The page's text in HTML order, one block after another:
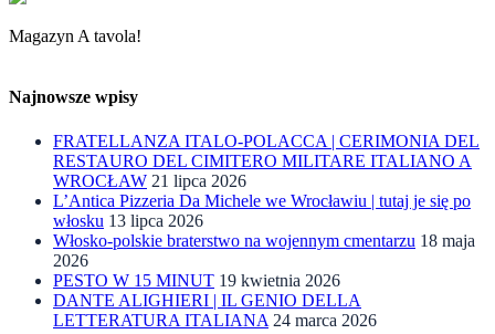
Magazyn A tavola!
Najnowsze wpisy
FRATELLANZA ITALO-POLACCA | CERIMONIA DEL
RESTAURO DEL CIMITERO MILITARE ITALIANO A
WROCŁAW 21 lipca 2026
L’Antica Pizzeria Da Michele we Wrocławiu | tutaj je się po
włosku 13 lipca 2026
Włosko-polskie braterstwo na wojennym cmentarzu 18 maja
2026
PESTO W 15 MINUT 19 kwietnia 2026
DANTE ALIGHIERI | IL GENIO DELLA
LETTERATURA ITALIANA 24 marca 2026